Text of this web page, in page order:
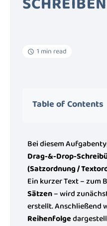
1 min read
Table of Contents
Bei diesem
Drag-&-Drop-
(Satzordnung /
Ein kurzer Text – zum
Sätzen– wird
erstellt. Anschließend
Reihenfolge